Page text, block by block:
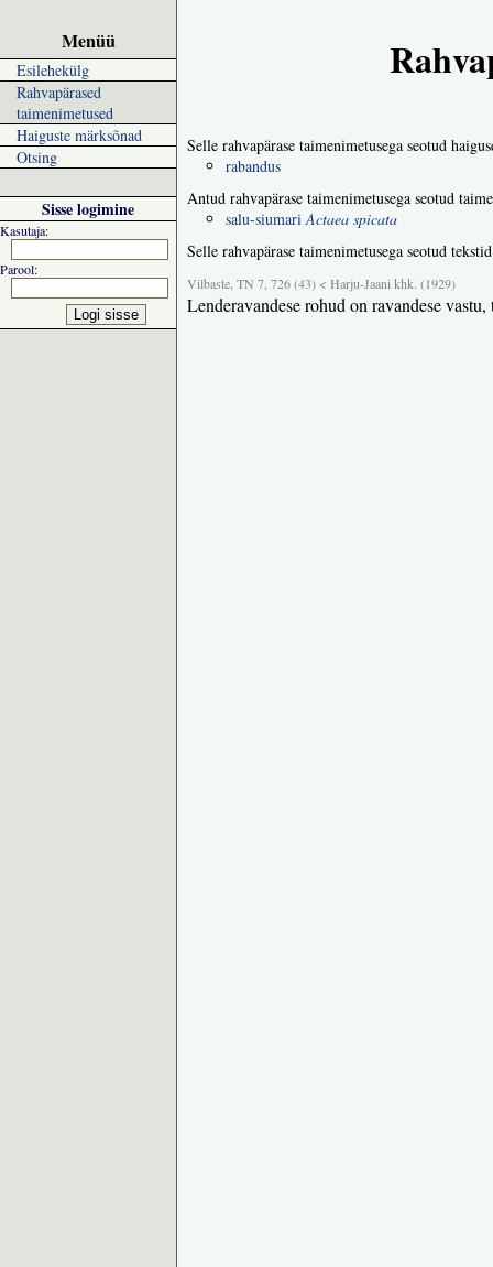
Menüü
Esilehekülg
Rahvapärased
taimenimetused
Haiguste märksõnad
Otsing
Sisse logimine
Kasutaja:
Parool:
Selle rahvapärase taimenimetusega seotud
rabandus
Antud rahvapärase taimenimetusega seotud
salu-siumariActaea spicata
Selle rahvapärase taimenimetusega seotud
Vilbaste, TN 7, 726 (43) < Harju-Jaani khk. (1929)
Lenderavandese rohud on ravandese vastu,